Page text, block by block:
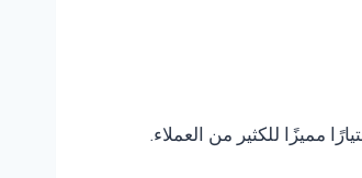
مميزًا للكثير من العملاء.